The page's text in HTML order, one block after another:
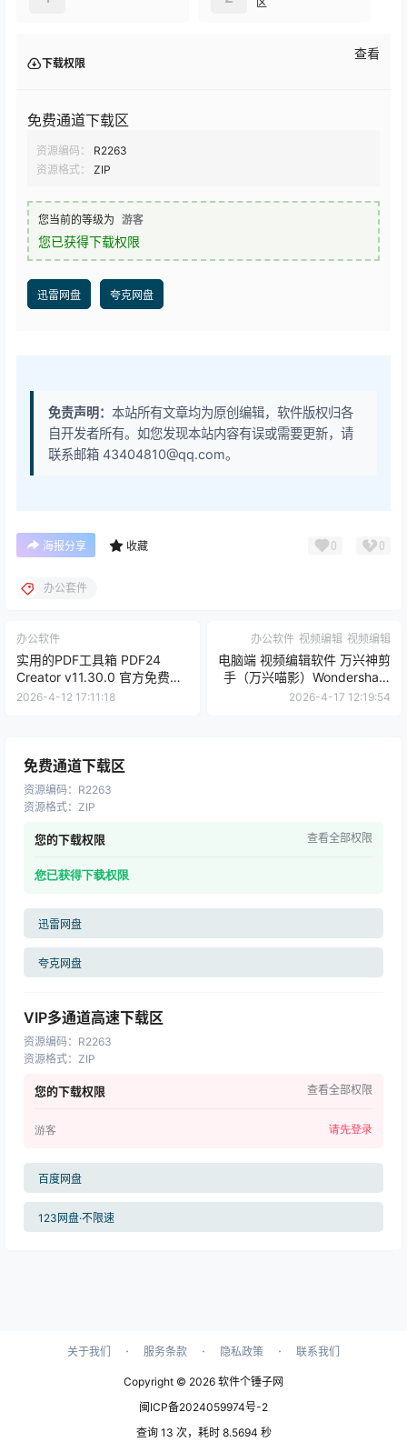
下载权限
查看
免费通道下载区
资源编码：
R2263
资源格式：
ZIP
您当前的等级为 游客
您已获得下载权限
迅雷网盘 夸克网盘
免责声明： 本站所有文章均为原创编辑，软件版权归各
自开发者所有。如您发现本站内容有误或需要更新，请
联系邮箱 43404810@qq.com。
海报分享 收藏 0 0
办公套件
办公软件
实用的PDF工具箱 PDF24
Creator v11.30.0 官方免费版
| 软件个锤子 | R1161
2026-4-12 17:11:18
办公软件 视频编辑 视频编辑
电脑端 视频编辑软件 万兴神剪
手（万兴喵影）Wondershare
2026-4-17 12:19:54
免费通道下载区
资源编码： R2263
资源格式： ZIP
您的下载权限 查看全部权限
您已获得下载权限
迅雷网盘
夸克网盘
VIP多通道高速下载区
资源编码： R2263
资源格式： ZIP
您的下载权限 查看全部权限
游客 请先登录
百度网盘
123网盘·不限速
关于我们 · 服务条款 · 隐私政策 · 联系我们
Copyright © 2026 软件个锤子网
闽ICP备2024059974号-2
查询 13 次，耗时 8.5694 秒